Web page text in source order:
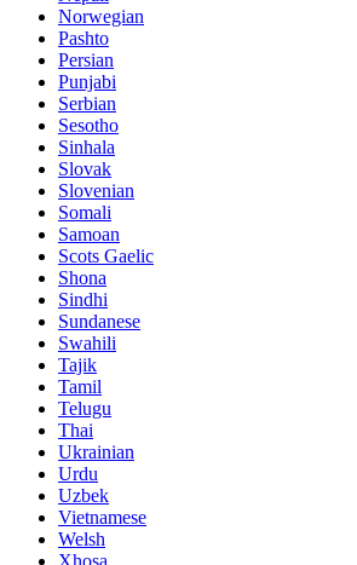
Norwegian
Pashto
Persian
Punjabi
Serbian
Sesotho
Sinhala
Slovak
Slovenian
Somali
Samoan
Scots Gaelic
Shona
Sindhi
Sundanese
Swahili
Tajik
Tamil
Telugu
Thai
Ukrainian
Urdu
Uzbek
Vietnamese
Welsh
Xhosa